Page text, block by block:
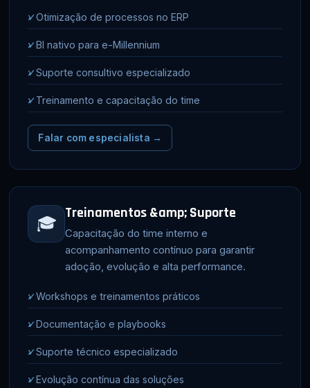
✓Otimização de processos no ERP
✓BI nativo para e-Millennium
✓Suporte consultivo especializado
✓Treinamento e capacitação do time
Falar com especialista →
🎓
Treinamentos &amp; Suporte
Capacitação do time interno e
acompanhamento contínuo para garantir
adoção, evolução e alta performance.
✓Workshops e treinamentos práticos
✓Documentação e playbooks
✓Suporte técnico especializado
✓Evolução contínua das soluções